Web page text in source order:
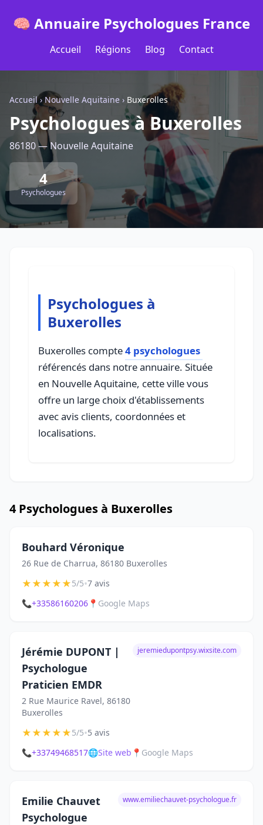
🧠 Annuaire Psychologues France
Accueil Régions Blog Contact
Accueil› Nouvelle Aquitaine › Buxerolles
Psychologues à Buxerolles
86180 — Nouvelle Aquitaine
4
Psychologues
Psychologues à
Buxerolles
Buxerolles compte4 psychologues
référencés dans notre annuaire. Située
en Nouvelle Aquitaine, cette ville vous
offre un large choix d'établissements
avec avis clients, coordonnées et
localisations.
4 Psychologues à Buxerolles
Bouhard Véronique
26 Rue de Charrua, 86180 Buxerolles
★★★★★5/5•7 avis
📞+33586160206 📍 Google Maps
Jérémie DUPONT |
Psychologue
Praticien EMDR
2 Rue Maurice Ravel, 86180
Buxerolles
jeremiedupontpsy.wixsite.com
★★★★★5/5•5 avis
📞+33749468517🌐Site web 📍 Google Maps
Emilie Chauvet
Psychologue
www.emiliechauvet-psychologue.fr